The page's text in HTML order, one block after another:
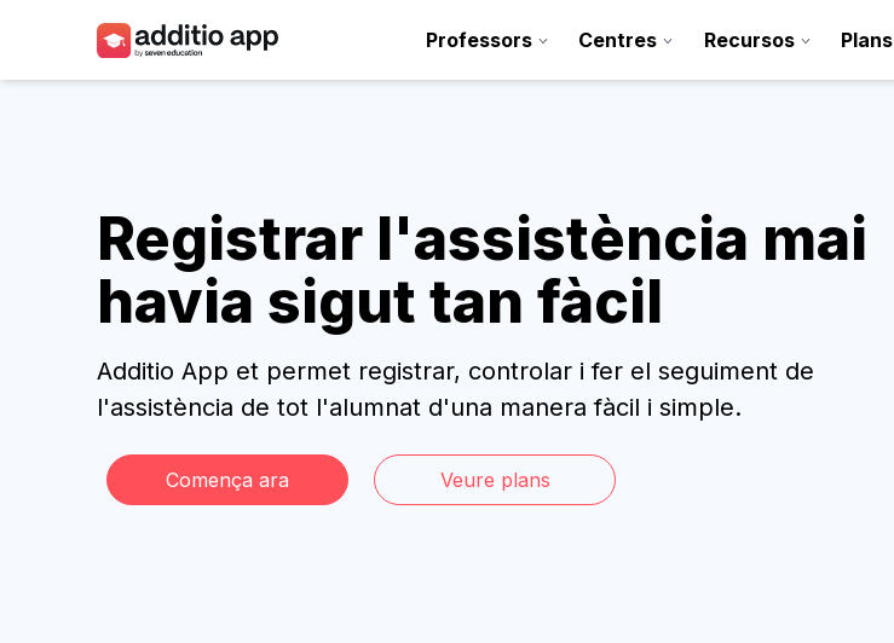
Professors Centres Recursos Plans
RecursosRegistrar l'assistència mai
havia sigut tan fàcil
Additio App et permet registrar, controlar i fer el seguiment de
l'assistència de tot l'alumnat d'una manera fàcil i simple.
Comença ara Veure plans